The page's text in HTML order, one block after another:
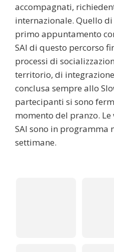
accompagnati,
internazionale. Quello
primo appuntamento
SAI di questo percorso
processi di
territorio, di
conclusa sempre allo
partecipanti si sono
momento del pranzo.
SAI sono in programma
settimane.